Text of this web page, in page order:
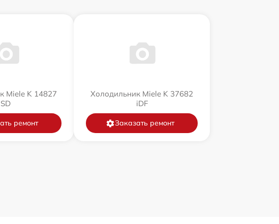
Miele K 14827
SD
ремонт
Холодильник Miele K 37682
iDF
Заказать ремонт